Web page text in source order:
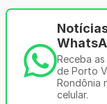
Receba
de Porto
Rondônia
celular.